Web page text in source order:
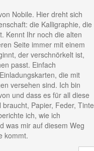
Nobile. Hier dreht sich
die Kalligraphie, die
Kennt Ihr noch die alten
Seite immer mit einem
der verschnörkelt ist,
passt. Einfach
die mit
versehen sind. Ich bin
und dass es für all diese
Papier, Feder, Tinte
ich, wie ich
was mir auf diesem Weg
kommt.